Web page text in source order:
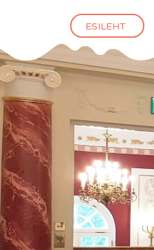
ESILEHT